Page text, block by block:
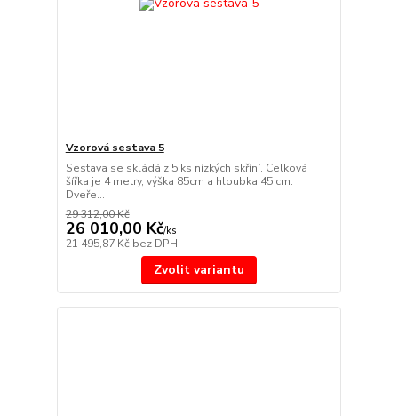
Vzorová sestava 5
Sestava se skládá z 5 ks nízkých skříní. Celková
šířka je 4 metry, výška 85cm a hloubka 45 cm.
Dveře...
29 312,00 Kč
26 010,00 Kč/ks
21 495,87 Kč bez DPH
Zvolit variantu